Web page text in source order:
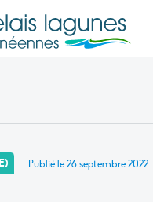
Publié le26 septembre 2022